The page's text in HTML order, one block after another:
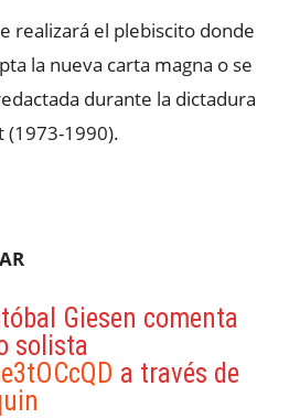
realizará el plebiscito donde
la nueva carta magna o se
durante la dictadura
(1973-1990).
Giesen comenta
solista
a través de